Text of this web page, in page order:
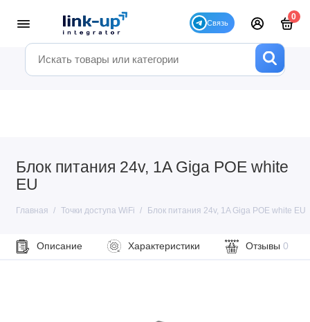
0
Блок питания 24v, 1A Giga POE white
EU
Главная Точки доступа WiFi Блок питания 24v, 1A Giga POE white EU
Описание Характеристики Отзывы 0